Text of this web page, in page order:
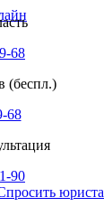
68
(беспл.)
68
90
юриста